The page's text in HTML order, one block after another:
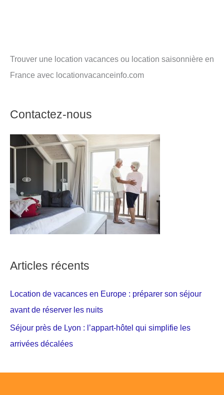
Trouver une location vacances ou location saisonnière en
France avec locationvacanceinfo.com
Contactez-nous
Articles récents
Location de vacances en Europe : préparer son séjour
avant de réserver les nuits
Séjour près de Lyon : l’appart-hôtel qui simplifie les
arrivées décalées